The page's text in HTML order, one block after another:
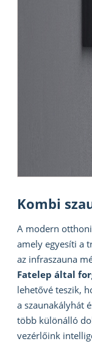
Kombi
A modern
amely egyesíti a
az infraszauna
Fatelep által
lehetővé teszik,
a szaunakályhát
több különálló
vezérlőink